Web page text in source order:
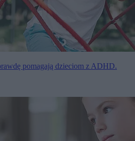
pomagają dzieciom z ADHD.